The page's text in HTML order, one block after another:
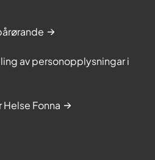
av personopplysningar i
Fonna